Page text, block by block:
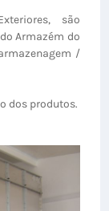
são
Armazém do
/
dos produtos.